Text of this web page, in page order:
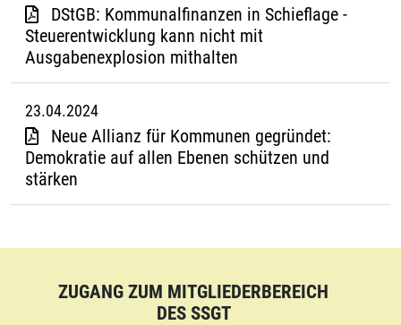
DStGB: Kommunalfinanzen in Schieflage -
Steuerentwicklung kann nicht mit
Ausgabenexplosion mithalten
23.04.2024
Neue Allianz für Kommunen gegründet:
Demokratie auf allen Ebenen schützen und
stärken
ZUGANG ZUM MITGLIEDERBEREICH
DES SSGT